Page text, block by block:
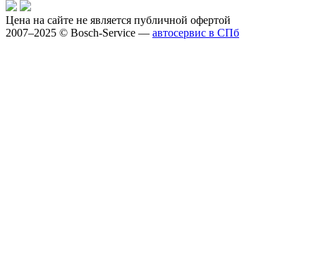
Цена на сайте не является публичной офертой
2007–2025 © Bosch-Service — автосервис в СПб